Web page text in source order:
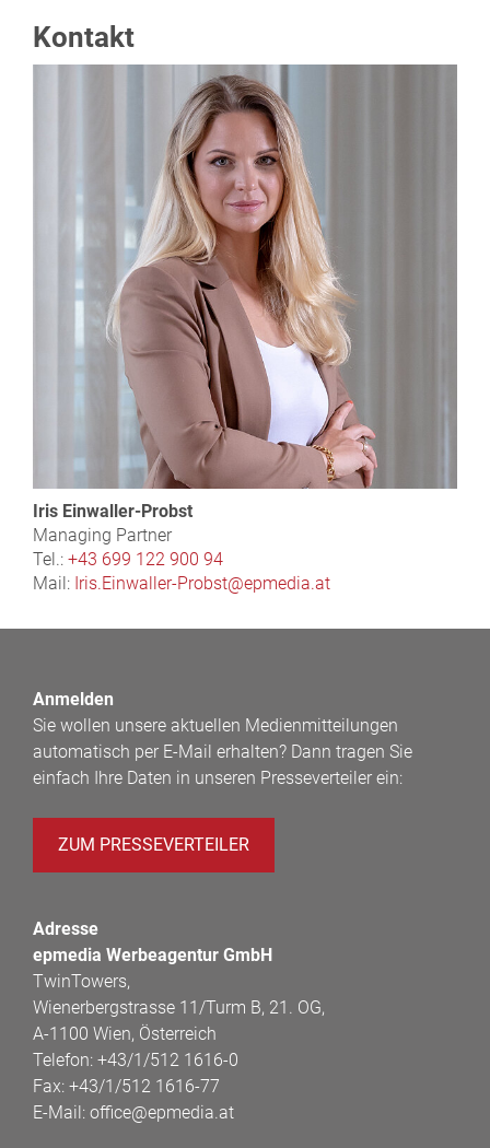
Kontakt
Iris Einwaller-Probst
Managing Partner
Tel.: +43 699 122 900 94
Mail: Iris.Einwaller-Probst@epmedia.at
Anmelden
Sie wollen unsere aktuellen Medienmitteilungen
automatisch per E-Mail erhalten? Dann tragen Sie
einfach Ihre Daten in unseren Presseverteiler ein:
ZUM PRESSEVERTEILER
Adresse
epmedia Werbeagentur GmbH
TwinTowers,
Wienerbergstrasse 11/Turm B, 21. OG,
A-1100 Wien, Österreich
Telefon: +43/1/512 1616-0
Fax: +43/1/512 1616-77
E-Mail: office@epmedia.at